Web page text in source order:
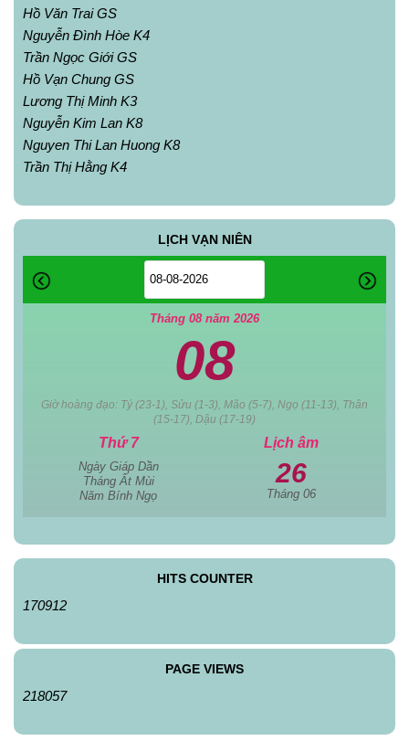
Hồ Văn Trai GS
Nguyễn Đình Hòe K4
Trần Ngọc Giới GS
Hồ Vạn Chung GS
Lương Thị Minh K3
Nguyễn Kim Lan K8
Nguyen Thi Lan Huong K8
Trần Thị Hằng K4
LỊCH VẠN NIÊN
Tháng 08 năm 2026
08
Giờ hoàng đạo: Tý (23-1), Sửu (1-3), Mão (5-7), Ngọ (11-13), Thân
(15-17), Dậu (17-19)
Thứ 7
Ngày Giáp Dần
Tháng Ất Mùi
Năm Bính Ngọ
Lịch âm
26
Tháng 06
HITS COUNTER
170912
PAGE VIEWS
218057